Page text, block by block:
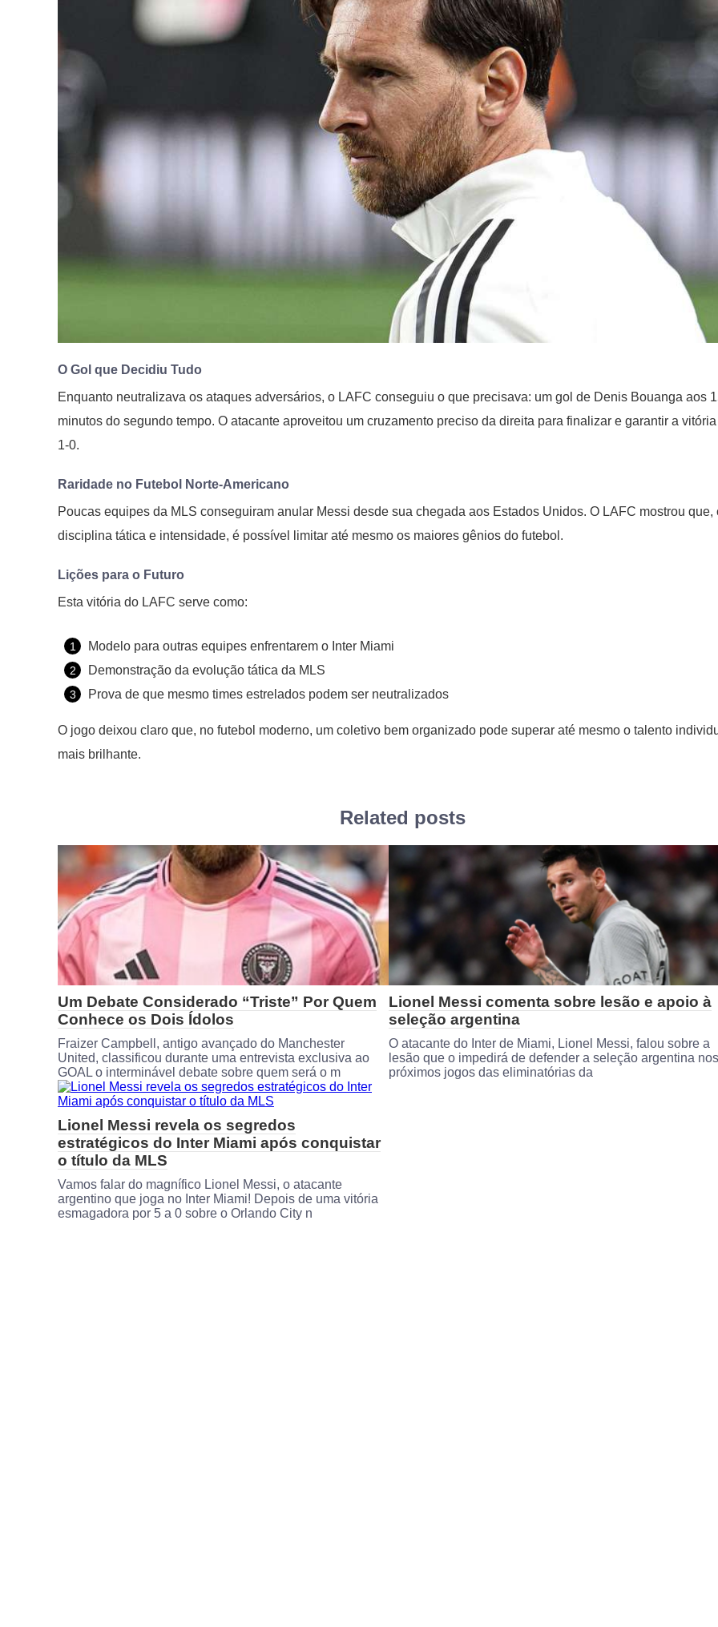
O Gol que Decidiu Tudo
Enquanto neutralizava os ataques adversários, o LAFC conseguiu o que precisava: um gol de Denis Bouanga aos
minutos do segundo tempo. O atacante aproveitou um cruzamento preciso da direita para finalizar e garantir a
1-0.
Raridade no Futebol Norte-Americano
Poucas equipes da MLS conseguiram anular Messi desde sua chegada aos Estados Unidos. O LAFC mostrou que,
disciplina tática e intensidade, é possível limitar até mesmo os maiores gênios do futebol.
Lições para o Futuro
Esta vitória do LAFC serve como:
Modelo para outras equipes enfrentarem o Inter Miami
Demonstração da evolução tática da MLS
Prova de que mesmo times estrelados podem ser neutralizados
O jogo deixou claro que, no futebol moderno, um coletivo bem organizado pode superar até mesmo o talento
mais brilhante.
Related posts
Um Debate Considerado “Triste” Por Quem
Conhece os Dois Ídolos
Fraizer Campbell, antigo avançado do Manchester
United, classificou durante uma entrevista exclusiva ao
GOAL o interminável debate sobre quem será o m
Lionel Messi comenta sobre lesão e apoio à
seleção argentina
O atacante do Inter de Miami, Lionel Messi, falou sobre a
lesão que o impedirá de defender a seleção argentina nos
próximos jogos das eliminatórias da
Lionel Messi revela os segredos
estratégicos do Inter Miami após conquistar
o título da MLS
Vamos falar do magnífico Lionel Messi, o atacante
argentino que joga no Inter Miami! Depois de uma vitória
esmagadora por 5 a 0 sobre o Orlando City n